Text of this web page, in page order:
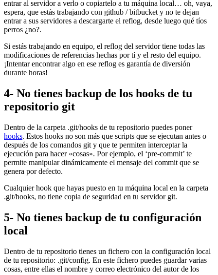
entrar al servidor a verlo o copiartelo a tu máquina local… oh, vaya,
espera, que estás trabajando con github / bitbucket y no te dejan
entrar a sus servidores a descargarte el reflog, desde luego qué tíos
perros ¿no?.
Si estás trabajando en equipo, el reflog del servidor tiene todas las
modificaciones de referencias hechas por tí y el resto del equipo.
¡Intentar encontrar algo en ese reflog es garantía de diversión
durante horas!
4- No tienes backup de los hooks de tu
repositorio git
Dentro de la carpeta .git/hooks de tu repositorio puedes poner
hooks. Estos hooks no son más que scripts que se ejecutan antes o
después de los comandos git y que te permiten interceptar la
ejecución para hacer «cosas». Por ejemplo, el ‘pre-commit’ te
permite manipular dinámicamente el mensaje del commit que se
genera por defecto.
Cualquier hook que hayas puesto en tu máquina local en la carpeta
.git/hooks, no tiene copia de seguridad en tu servidor git.
5- No tienes backup de tu configuración
local
Dentro de tu repositorio tienes un fichero con la configuración local
de tu repositorio: .git/config. En este fichero puedes guardar varias
cosas, entre ellas el nombre y correo electrónico del autor de los